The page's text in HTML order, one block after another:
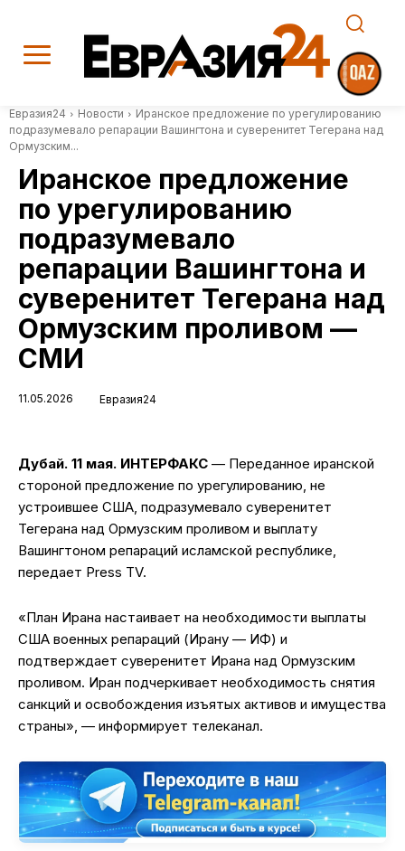
Евразия24 Новости
Иранское предложение по урегулированию
подразумевало репарации Вашингтона и суверенитет Тегерана над
Ормузским...
Иранское предложение
по урегулированию
подразумевало
репарации Вашингтона и
суверенитет Тегерана над
Ормузским проливом —
СМИ
11.05.2026 Евразия24
Дубай. 11 мая. ИНТЕРФАКС — Переданное иранской
стороной предложение по урегулированию, не
устроившее США, подразумевало суверенитет
Тегерана над Ормузским проливом и выплату
Вашингтоном репараций исламской республике,
передает Press TV.
«План Ирана настаивает на необходимости выплаты
США военных репараций (Ирану — ИФ) и
подтверждает суверенитет Ирана над Ормузским
проливом. Иран подчеркивает необходимость снятия
санкций и освобождения изъятых активов и имущества
страны», — информирует телеканал.